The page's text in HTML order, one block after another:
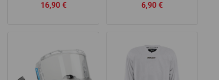
16,90 € 6,90€